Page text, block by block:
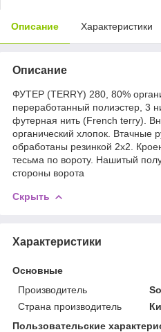
Описание Характеристики
Описание
ФУТЕР (TERRY) 280, 80%
переработанный полиэстер, 3
футерная нить (French terry).
органический хлопок. Втачные
обработаны резинкой 2х2.
тесьма по вороту. Нашитый
стороны ворота
Скрыть
Характеристики
Основные
Производитель
Страна производитель
Пользовательские